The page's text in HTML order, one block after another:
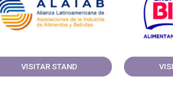
VISITAR STAND